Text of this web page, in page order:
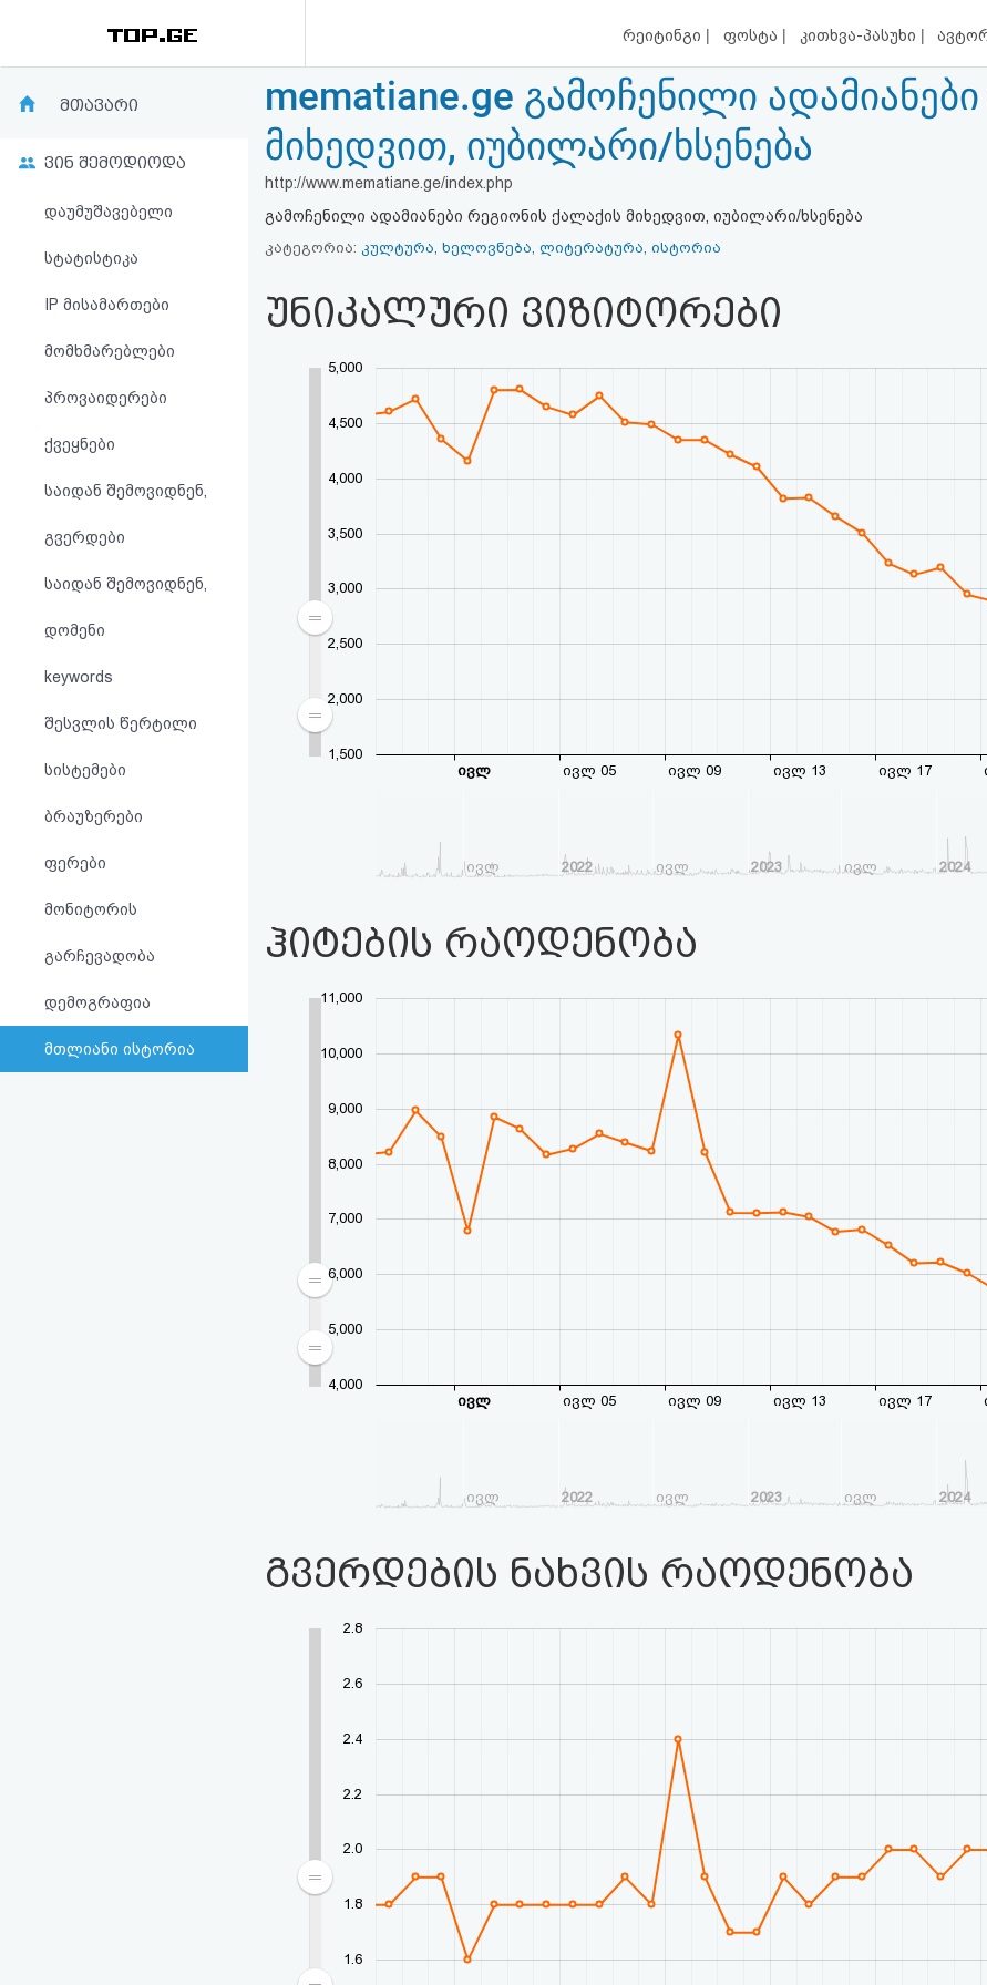
რეიტინგი | ფოსტა | კითხვა-პასუხი |
რეიტინგი
კითხვა-
პასუხი
ავტორიზაცია
რეგისტრაცია
სალიცენზიო
შეთანხმება
მთავარი
ვინ შემოდიოდა
დაუმუშავებელი
სტატისტიკა
IP მისამართები
მომხმარებლები
პროვაიდერები
ქვეყნები
საიდან შემოვიდნენ,
გვერდები
საიდან შემოვიდნენ,
დომენი
keywords
შესვლის წერტილი
სისტემები
ბრაუზერები
ფერები
მონიტორის
გარჩევადობა
დემოგრაფია
მთლიანი ისტორია
mematiane.ge გამოჩენილი
მიხედვით, იუბილარი/ხსენება
http://www.mematiane.ge/index.php
გამოჩენილი ადამიანები რეგიონის ქალაქის მიხედვით, იუბილარი/ხსენება
კატეგორია: კულტურა, ხელოვნება, ლიტერატურა, ისტორია
უნიკალური ვიზიტორები
ივლ 2022 ივლ 2023 ივლ 2024
ივლ ივლ 05 ივლ 09 ივლ 13 ივლ 17
1,500
2,000
2,500
3,000
3,500
4,000
4,500
5,000
ჰიტების რაოდენობა
ივლ 2022 ივლ 2023 ივლ 2024
ივლ ივლ 05 ივლ 09 ივლ 13 ივლ 17
4,000
5,000
6,000
7,000
8,000
9,000
10,000
11,000
გვერდების ნახვის რაოდენობა
1.6
1.8
2.0
2.2
2.4
2.6
2.8